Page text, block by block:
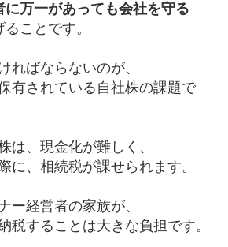
万一があっても会社を守る
ことです。
ればならないのが、
有されている自社株の課題で
は、現金化が難しく、
に、相続税が課せられます。
ー経営者の家族が、
税することは大きな負担です。